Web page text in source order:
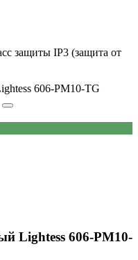
защиты IP3 (защита от
606-PM10-TG
Lightess 606-PM10-